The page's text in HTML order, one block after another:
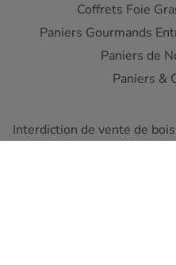
Coffrets Foie
Paniers Gourmands
Paniers de
Paniers &
Interdiction de vente de